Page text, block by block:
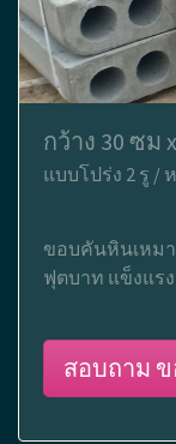
กว้าง 30 ซม
แบบโปร่ง 2 รู /
ขอบคันหินเหม
ฟุตบาท แข็งแร
สอบถาม